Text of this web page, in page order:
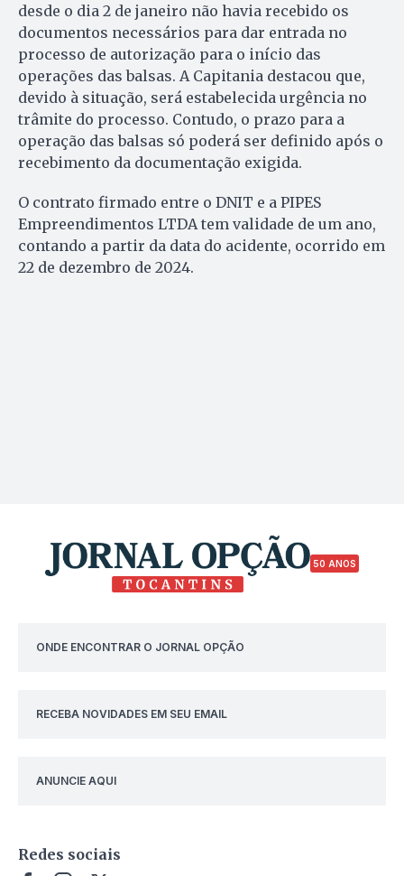
desde o dia 2 de janeiro não havia recebido os
documentos necessários para dar entrada no
processo de autorização para o início das
operações das balsas. A Capitania destacou que,
devido à situação, será estabelecida urgência no
trâmite do processo. Contudo, o prazo para a
operação das balsas só poderá ser definido após o
recebimento da documentação exigida.
O contrato firmado entre o DNIT e a PIPES
Empreendimentos LTDA tem validade de um ano,
contando a partir da data do acidente, ocorrido em
22 de dezembro de 2024.
50 ANOS
ONDE ENCONTRAR O JORNAL OPÇÃO
RECEBA NOVIDADES EM SEU EMAIL
ANUNCIE AQUI
Redes sociais